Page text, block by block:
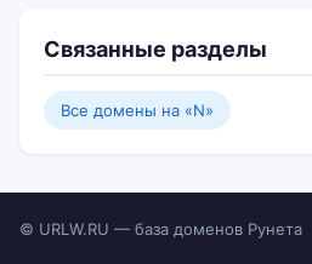
Связанные разделы
Все домены на «N»
© URLW.RU — база доменов Рунета